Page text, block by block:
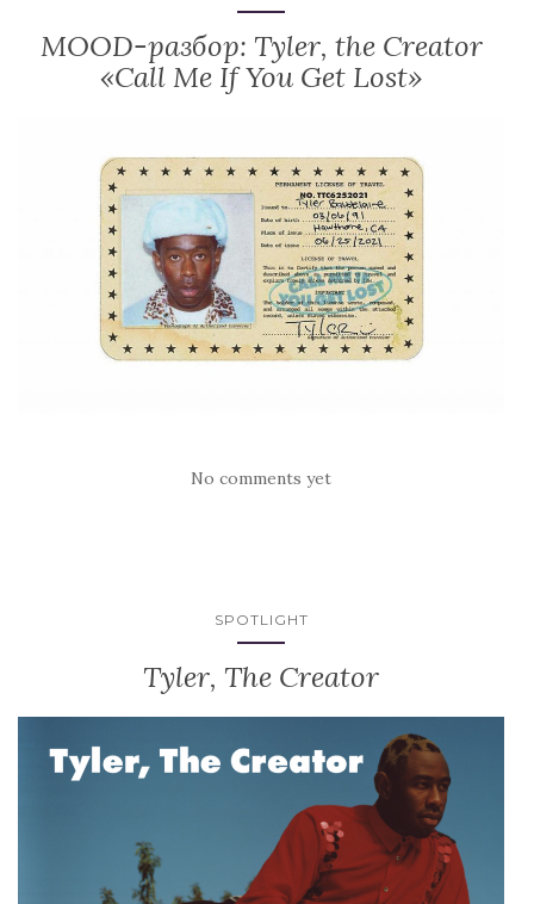
MOOD-разбор: Tyler, the Creator
«Call Me If You Get Lost»
No comments yet
SPOTLIGHT
Tyler, The Creator